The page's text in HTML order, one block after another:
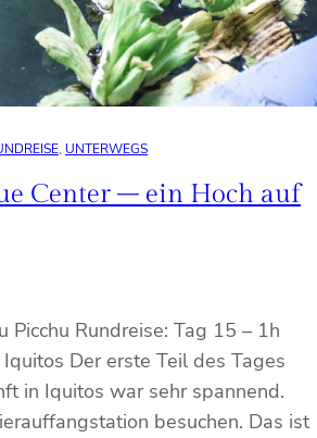
, UNTERWEGS
Center – ein Hoch auf
Picchu Rundreise: Tag 15 – 1h
Der erste Teil des Tages
in Iquitos war sehr spannend.
besuchen. Das ist